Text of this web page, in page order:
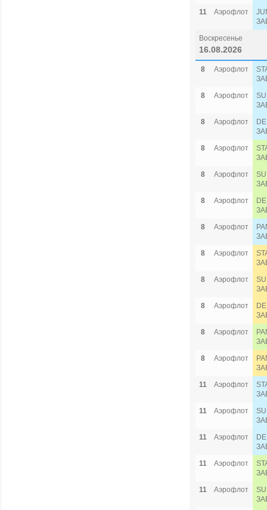
11 Аэрофлот
Воскресенье
16.08.2026
8 Аэрофлот
8
Аэрофлот
8
Аэрофлот
8
Аэрофлот
8
Аэрофлот
8
Аэрофлот
8
Аэрофлот
8
Аэрофлот
8
Аэрофлот
8
Аэрофлот
8
Аэрофлот
8
Аэрофлот
11
Аэрофлот
11
Аэрофлот
11
Аэрофлот
11
Аэрофлот
11
Аэрофлот